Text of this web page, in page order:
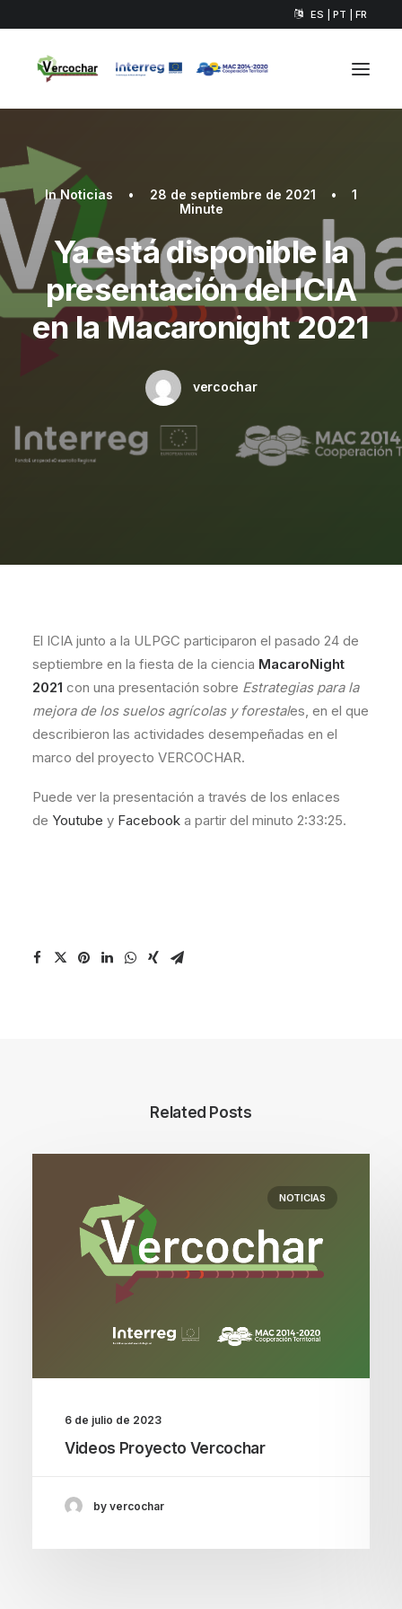
ES | PT | FR
InNoticias • 28 de septiembre de 2021 •
1
Minute
Ya está disponible la
presentación del ICIA
en la Macaronight 2021
vercochar
El ICIA junto a la ULPGC participaron el pasado 24 de
septiembre en la fiesta de la ciencia MacaroNight
2021 con una presentación sobre Estrategias para la
mejora de los suelos agrícolas y forestales, en el que
describieron las actividades desempeñadas en el
marco del proyecto VERCOCHAR.
Puede ver la presentación a través de los enlaces
de Youtube y Facebook a partir del minuto 2:33:25.
Related Posts
NOTICIAS
6 de julio de 2023
Videos Proyecto Vercochar
by vercochar